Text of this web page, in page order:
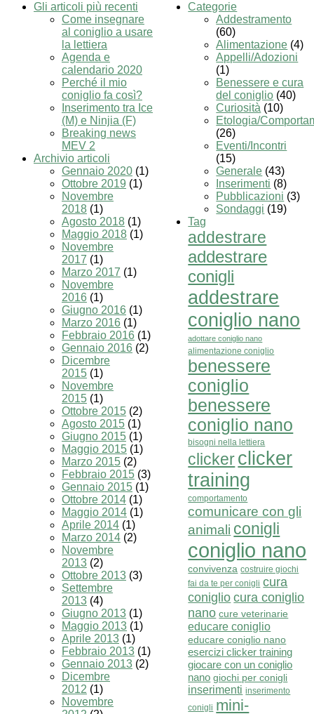
Categorie
Addestramento
(60)
Alimentazione (4)
Appelli/Adozioni
(1)
Benessere e cura
del coniglio (40)
Curiosità (10)
Etologia/
(26)
Eventi/Incontri
(15)
Generale (43)
Inserimenti (8)
Pubblicazioni (3)
Sondaggi (19)
Tag
addestrare
addestrare
conigli
addestrare
coniglio nano
adottare coniglio nano
alimentazione coniglio
benessere
coniglio
benessere
coniglio nano
bisogni nella lettiera
clickerclicker
training
comportamento
comunicare con gli
animali conigli
coniglio nano
convivenza costruire giochi
fai da te per conigli cura
coniglio cura coniglio
nano cure veterinarie
educare coniglio
educare coniglio nano
esercizi clicker training
giocare con un coniglio
nano giochi per conigli
inserimenti inserimento
conigli mini-
Gli articoli più recenti
Come insegnare
al coniglio a usare
la lettiera
Agenda e
calendario 2020
Perché il mio
coniglio fa così?
Inserimento tra Ice
(M) e Ninjia (F)
Breaking news
MEV 2
Archivio articoli
Gennaio 2020 (1)
Ottobre 2019 (1)
Novembre
2018 (1)
Agosto 2018 (1)
Maggio 2018 (1)
Novembre
2017 (1)
Marzo 2017 (1)
Novembre
2016 (1)
Giugno 2016 (1)
Marzo 2016 (1)
Febbraio 2016 (1)
Gennaio 2016 (2)
Dicembre
2015 (1)
Novembre
2015 (1)
Ottobre 2015 (2)
Agosto 2015 (1)
Giugno 2015 (1)
Maggio 2015 (1)
Marzo 2015 (2)
Febbraio 2015 (3)
Gennaio 2015 (1)
Ottobre 2014 (1)
Maggio 2014 (1)
Aprile 2014 (1)
Marzo 2014 (2)
Novembre
2013 (2)
Ottobre 2013 (3)
Settembre
2013 (4)
Giugno 2013 (1)
Maggio 2013 (1)
Aprile 2013 (1)
Febbraio 2013 (1)
Gennaio 2013 (2)
Dicembre
2012 (1)
Novembre